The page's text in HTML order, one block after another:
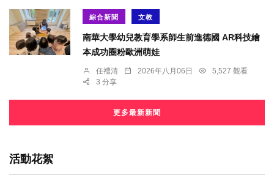
綜合新聞 文教
南華大學幼兒教育學系師生前進德國 AR科技繪
本成功圈粉歐洲萌娃
任禮清 2026年八月06日
5,527 觀看
3 分享
更多最新新聞
活動花絮